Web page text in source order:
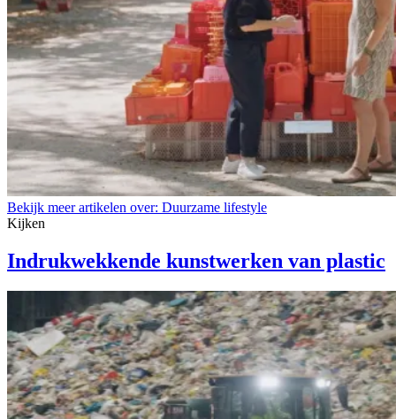
Bekijk meer artikelen over: Duurzame lifestyle
Kijken
Indrukwekkende kunstwerken van plastic